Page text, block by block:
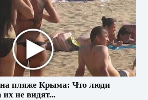
пляже Крыма: Что люди
не видят...